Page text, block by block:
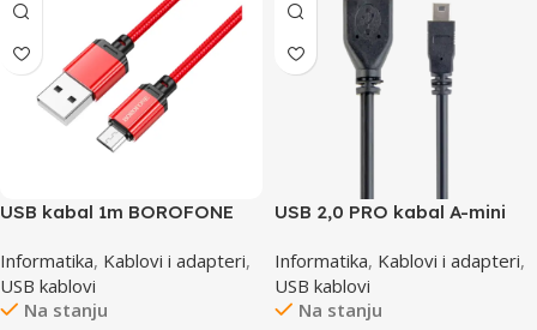
USB kabal 1m BOROFONE
Micro red
Informatika, Kablovi i adapteri,
USB kablovi
Na stanju
USB 2,0 PRO kabal A-mini
USB2-AM5P-1
Informatika, Kablovi i adapteri,
USB kablovi
Na stanju